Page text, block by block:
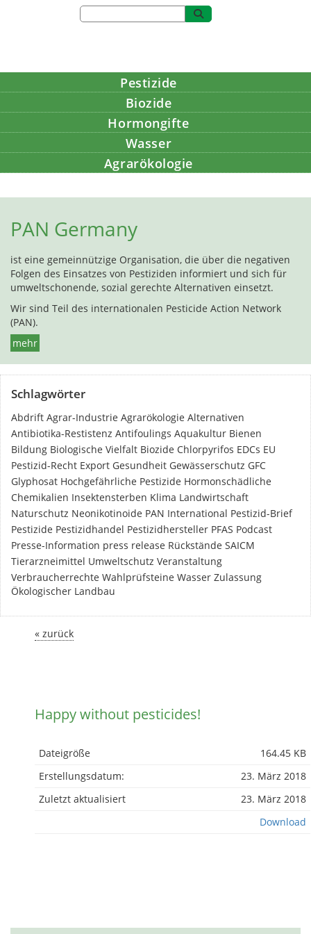
Pestizide
Biozide
Hormongifte
Wasser
Agrarökologie
PAN Germany
ist eine gemeinnützige Organisation, die über die negativen
Folgen des Einsatzes von Pestiziden informiert und sich für
umweltschonende, sozial gerechte Alternativen einsetzt.
Wir sind Teil des internationalen Pesticide Action Network
(PAN).
mehr
Schlagwörter
Abdrift Agrar-Industrie Agrarökologie Alternativen
Antibiotika-Restistenz Antifoulings Aquakultur Bienen
Bildung Biologische Vielfalt Biozide Chlorpyrifos EDCs EU
Pestizid-Recht Export Gesundheit Gewässerschutz GFC
Glyphosat Hochgefährliche Pestizide Hormonschädliche
Chemikalien Insektensterben Klima Landwirtschaft
Naturschutz Neonikotinoide PAN International Pestizid-Brief
Pestizide Pestizidhandel Pestizidhersteller PFAS Podcast
Presse-Information press release Rückstände SAICM
Tierarzneimittel Umweltschutz Veranstaltung
Verbraucherrechte Wahlprüfsteine Wasser Zulassung
Ökologischer Landbau
« zurück
Happy without pesticides!
Dateigröße
164.45 KB
Erstellungsdatum:
23. März 2018
Zuletzt aktualisiert
23. März 2018
Download